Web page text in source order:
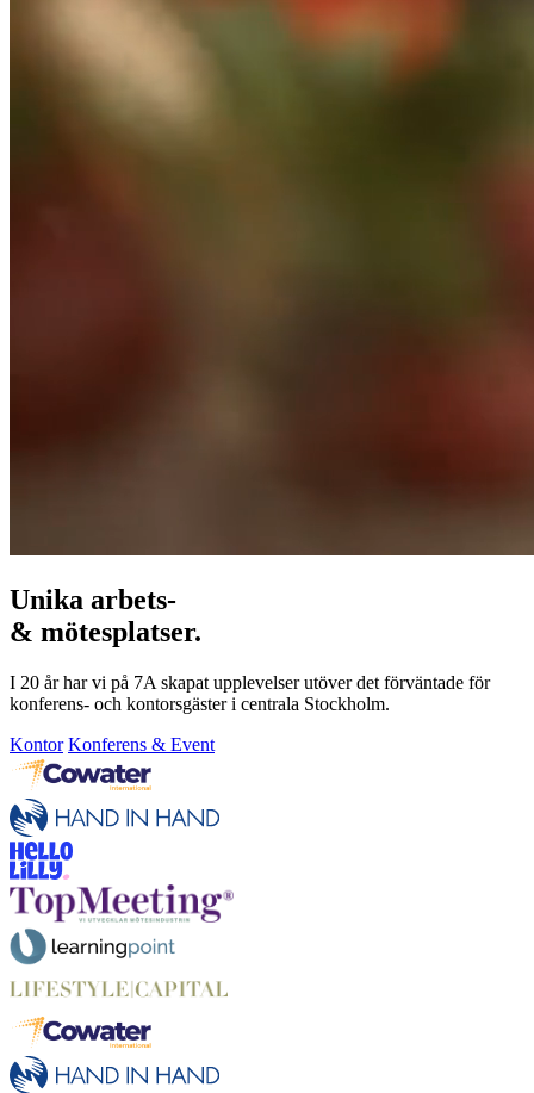
Unika arbets-
& mötesplatser.
I 20 år har vi på 7A skapat upplevelser utöver det förväntade för
konferens- och kontorsgäster i centrala Stockholm.
Kontor Konferens & Event